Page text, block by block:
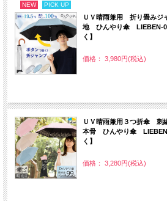
NEW PICK UP
ＵＶ晴雨兼用 折り畳み
地 ひんやり傘 LIEBEN-
く】
価格： 3,980円(税込)
ＵＶ晴雨兼用３つ折傘
本骨 ひんやり傘
く】
価格： 3,280円(税込)